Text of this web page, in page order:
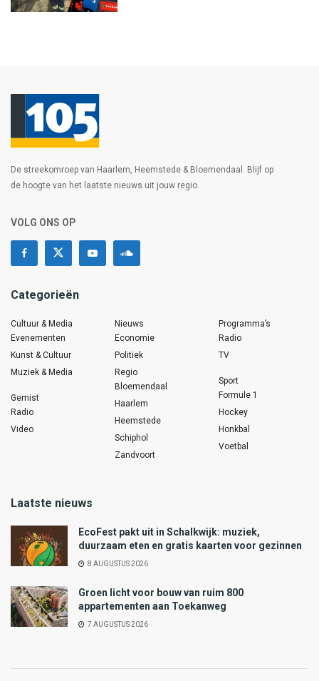
De streekomroep van Haarlem, Heemstede & Bloemendaal. Blijf op
de hoogte van het laatste nieuws uit jouw regio.
VOLG ONS OP
Categorieën
Cultuur & Media
Evenementen
Kunst & Cultuur
Muziek & Media
Gemist
Radio
Video
Nieuws
Economie
Politiek
Regio
Bloemendaal
Haarlem
Heemstede
Schiphol
Zandvoort
Programma’s
Radio
TV
Sport
Formule 1
Hockey
Honkbal
Voetbal
Laatste nieuws
EcoFest pakt uit in Schalkwijk: muziek,
duurzaam eten en gratis kaarten voor gezinnen
8 AUGUSTUS 2026
Groen licht voor bouw van ruim 800
appartementen aan Toekanweg
7 AUGUSTUS 2026